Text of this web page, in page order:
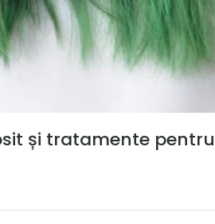
și tratamente